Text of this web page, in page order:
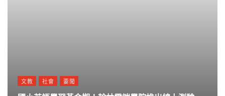
文教 社會 要聞